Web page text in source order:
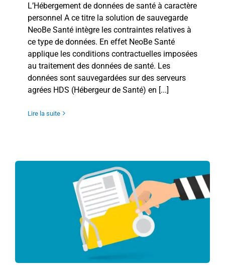
L’Hébergement de données de santé à caractère
personnel A ce titre la solution de sauvegarde
NeoBe Santé intègre les contraintes relatives à
ce type de données. En effet NeoBe Santé
applique les conditions contractuelles imposées
au traitement des données de santé. Les
données sont sauvegardées sur des serveurs
agrées HDS (Hébergeur de Santé) en [...]
Lire la suite